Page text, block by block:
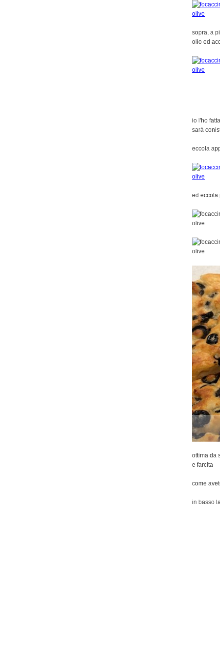
sopra, a
olio ed
io l'ho
sarà
eccola
ed eccola
ottima da
e farcita
come
in basso